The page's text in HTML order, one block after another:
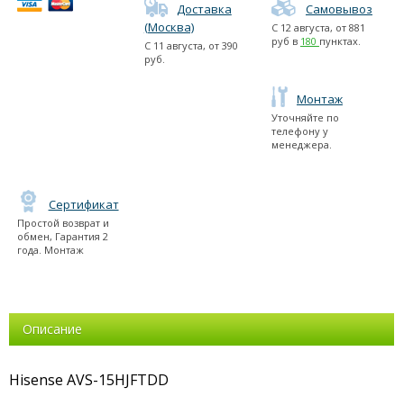
Доставка
(Москва)
С 11 августа, от 390
руб.
Самовывоз
С 12 августа, от 881
руб в 180 пунктах.
Монтаж
Уточняйте по
телефону у
менеджера.
Сертификат
Простой возврат и
обмен, Гарантия 2
года. Монтаж
Описание
Hisense AVS-15HJFTDD